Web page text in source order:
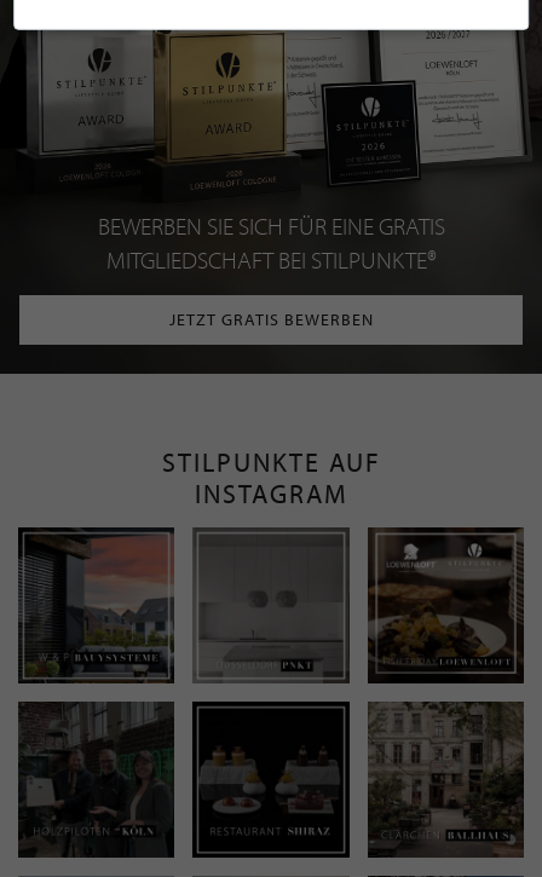
BEWERBEN SIE SICH FÜR EINE GRATIS
MITGLIEDSCHAFT BEI STILPUNKTE®
JETZT GRATIS BEWERBEN
STILPUNKTE AUF
INSTAGRAM